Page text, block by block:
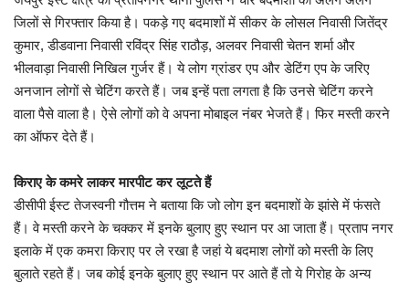
जिलों से गिरफ्तार किया है। पकड़े गए बदमाशों में सीकर के लोसल निवासी जितेंद्र
कुमार, डीडवाना निवासी रविंद्र सिंह राठौड़, अलवर निवासी चेतन शर्मा और
भीलवाड़ा निवासी निखिल गुर्जर हैं। ये लोग ग्रांडर एप और डेटिंग एप के जरिए
अनजान लोगों से चेटिंग करते हैं। जब इन्हें पता लगता है कि उनसे चेटिंग करने
वाला पैसे वाला है। ऐसे लोगों को वे अपना मोबाइल नंबर भेजते हैं। फिर मस्ती करने
का ऑफर देते हैं।
किराए के कमरे लाकर मारपीट कर लूटते हैं
डीसीपी ईस्ट तेजस्वनी गौत्तम ने बताया कि जो लोग इन बदमाशों के झांसे में फंसते
हैं। वे मस्ती करने के चक्कर में इनके बुलाए हुए स्थान पर आ जाता हैं। प्रताप नगर
इलाके में एक कमरा किराए पर ले रखा है जहां ये बदमाश लोगों को मस्ती के लिए
बुलाते रहते हैं। जब कोई इनके बुलाए हुए स्थान पर आते हैं तो ये गिरोह के अन्य